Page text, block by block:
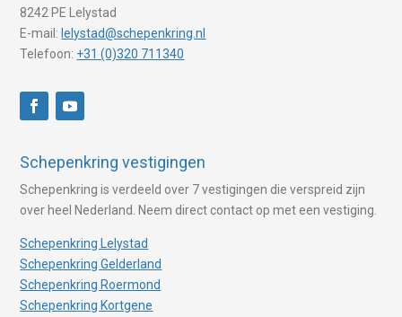
8242 PE Lelystad
E-mail: lelystad@schepenkring.nl
Telefoon: +31 (0)320 711340
Schepenkring vestigingen
Schepenkring is verdeeld over 7 vestigingen die verspreid zijn
over heel Nederland. Neem direct contact op met een vestiging.
Schepenkring Lelystad
Schepenkring Gelderland
Schepenkring Roermond
Schepenkring Kortgene